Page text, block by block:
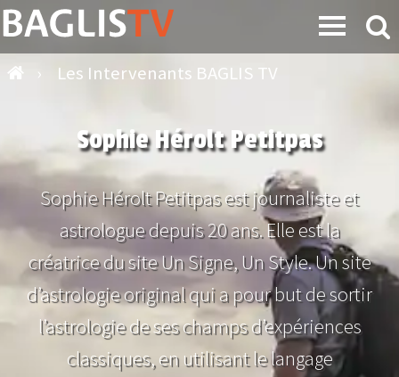
› Les Intervenants BAGLIS TV
Sophie Hérolt Petitpas
Sophie Hérolt Petitpas est journaliste et
astrologue depuis 20 ans. Elle est la
créatrice du site Un Signe, Un Style. Un site
d’astrologie original qui a pour but de sortir
l’astrologie de ses champs d’expériences
classiques, en utilisant le langage